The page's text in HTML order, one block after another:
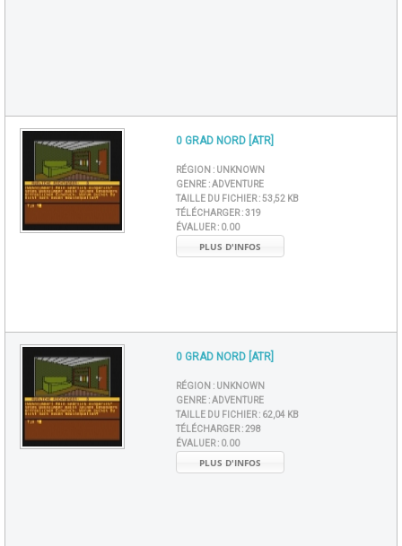
0 GRAD NORD [ATR]
RÉGION : UNKNOWN
GENRE :ADVENTURE
TAILLE DU FICHIER :53,52 KB
TÉLÉCHARGER :319
ÉVALUER : 0.00
PLUS D'INFOS
0 GRAD NORD [ATR]
RÉGION : UNKNOWN
GENRE :ADVENTURE
TAILLE DU FICHIER : 62,04 KB
TÉLÉCHARGER :298
ÉVALUER : 0.00
PLUS D'INFOS